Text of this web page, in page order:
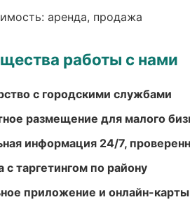
аренда, продажа
работы с нами
с городскими службами
размещение для малого
информация 24/7,
с таргетингом по району
приложение и онлайн-карты